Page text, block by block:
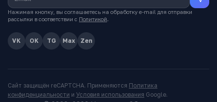
Нажимая кнопку, вы соглашаетесь на обработку e-mail для отправки
рассылки в соответствии с Политикой.
VK OK TG Max Zen
Сайт защищён reCAPTCHA. Применяются Политика
конфиденциальности и Условия использования Google.